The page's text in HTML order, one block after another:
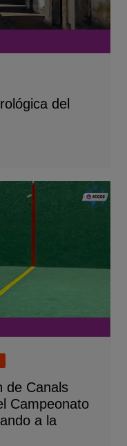
del
de Canals
Campeonato
a la